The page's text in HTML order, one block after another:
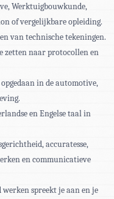
Werktuigbouwkunde,
of vergelijkbare opleiding.
van technische tekeningen.
zetten naar protocollen en
in de automotive,
en Engelse taal in
accuratesse,
en communicatieve
spreekt je aan en je